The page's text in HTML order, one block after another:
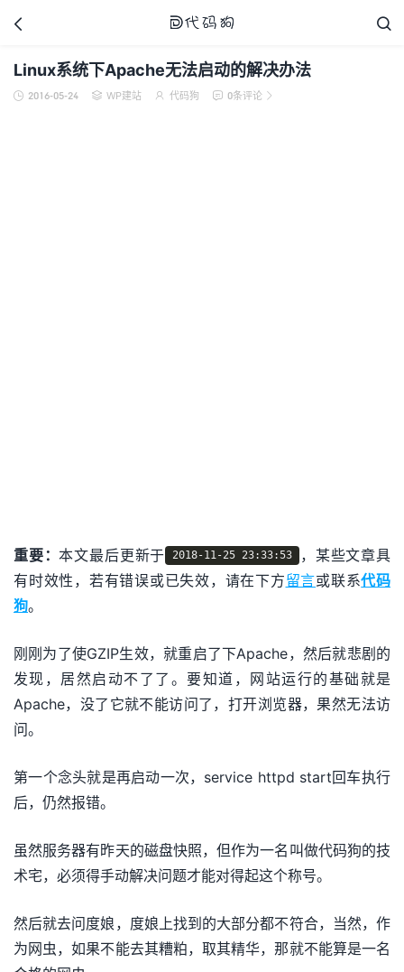

 
Linux系统下Apache无法启动的解决办法
 2016-05-24  WP建站  代码狗  0条评论 
重要：本文最后更新于 2018-11-25 23:33:53
，某些文章具
有时效性，若有错误或已失效，请在下方留言或联系代码
狗。
刚刚为了使GZIP生效，就重启了下Apache，然后就悲剧的
发现，居然启动不了了。要知道，网站运行的基础就是
Apache，没了它就不能访问了，打开浏览器，果然无法访
问。
第一个念头就是再启动一次，service httpd start回车执行
后，仍然报错。
虽然服务器有昨天的磁盘快照，但作为一名叫做代码狗的技
术宅，必须得手动解决问题才能对得起这个称号。
然后就去问度娘，度娘上找到的大部分都不符合，当然，作
为网虫，如果不能去其糟粕，取其精华，那就不能算是一名